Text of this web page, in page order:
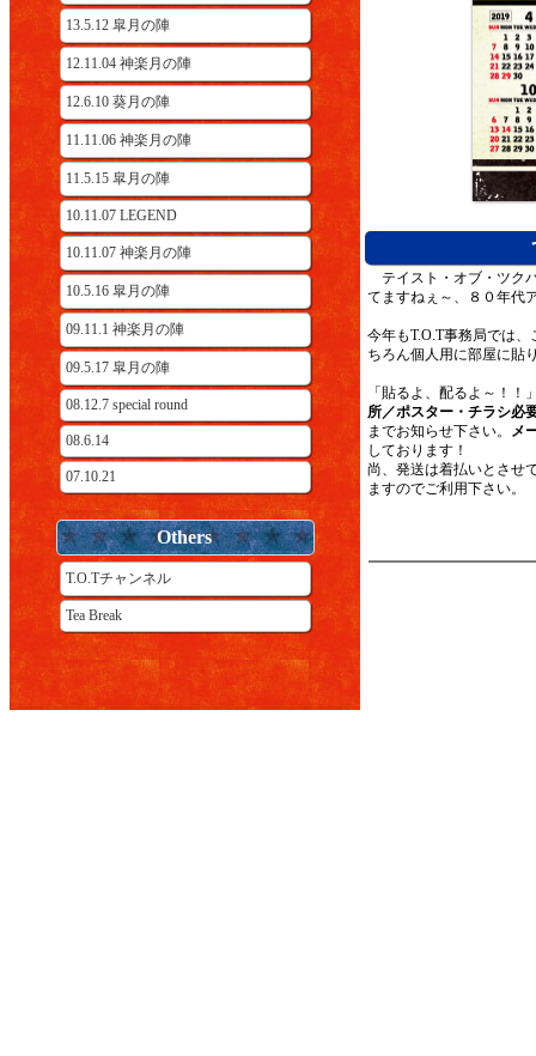
13.5.12 皐月の陣
12.11.04 神楽月の陣
12.6.10 葵月の陣
11.11.06 神楽月の陣
11.5.15 皐月の陣
10.11.07 LEGEND
10.11.07 神楽月の陣
10.5.16 皐月の陣
09.11.1 神楽月の陣
09.5.17 皐月の陣
08.12.7 special round
08.6.14
07.10.21
Others
T.O.Tチャンネル
Tea Break
テイスト・オブ・ツク
てますねぇ～、８０年代
今年もT.O.T事務局では
ちろん個人用に部屋に貼
「貼るよ、配るよ～！
所／ポスター・チラシ必
までお知らせ下さい。 メ
しております！
尚、発送は着払いとさせ
ますのでご利用下さい。